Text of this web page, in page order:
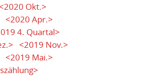
<2020 Okt.>
<2020 Apr.>
4. Quartal>
<2019 Nov.>
<2019 Mai.>